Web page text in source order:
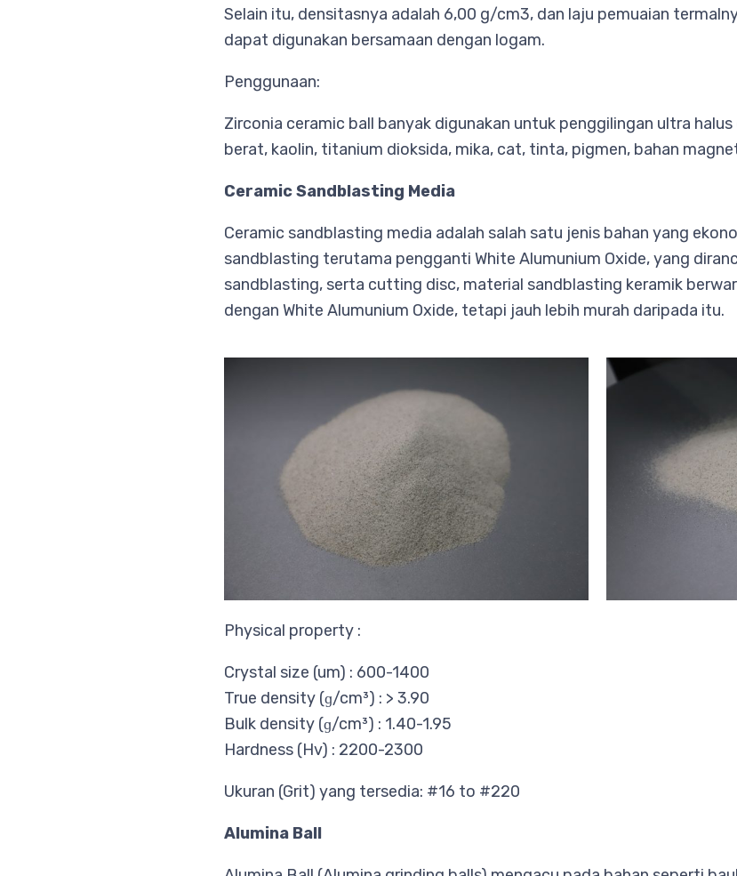
Selain itu, densitasnya adalah 6,00 g/cm3, dan laju pemuaian
dapat digunakan bersamaan dengan logam.
Penggunaan:
Zirconia ceramic ball banyak digunakan untuk penggilingan ultra
berat, kaolin, titanium dioksida, mika, cat, tinta, pigmen, bahan
Ceramic Sandblasting Media
Ceramic sandblasting media adalah salah satu jenis bahan yang
sandblasting terutama pengganti White Alumunium Oxide, yang
sandblasting, serta cutting disc, material sandblasting keramik
dengan White Alumunium Oxide, tetapi jauh lebih murah daripada itu.
Physical property :
Crystal size (um) : 600-1400
True density (ɡ/cm³) : > 3.90
Bulk density (ɡ/cm³) : 1.40-1.95
Hardness (Hv) : 2200-2300
Ukuran (Grit) yang tersedia: #16 to #220
Alumina Ball